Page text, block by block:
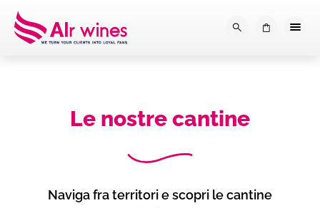
Dalla loro vendemmia, alla
Le nostre cantine
Naviga fra territori e scopri le cantine